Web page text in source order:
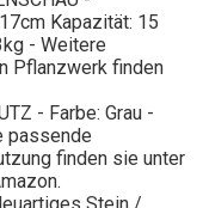
Kapazität: 15
- Weitere
Pflanzwerk finden
- Farbe: Grau -
passende
finden sie unter